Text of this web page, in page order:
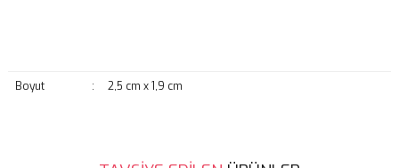
Boyut : 2,5 cm x 1,9 cm
Bu ürünün fiyat bilgisi, resim, ürün açıklamalarında ve diğer